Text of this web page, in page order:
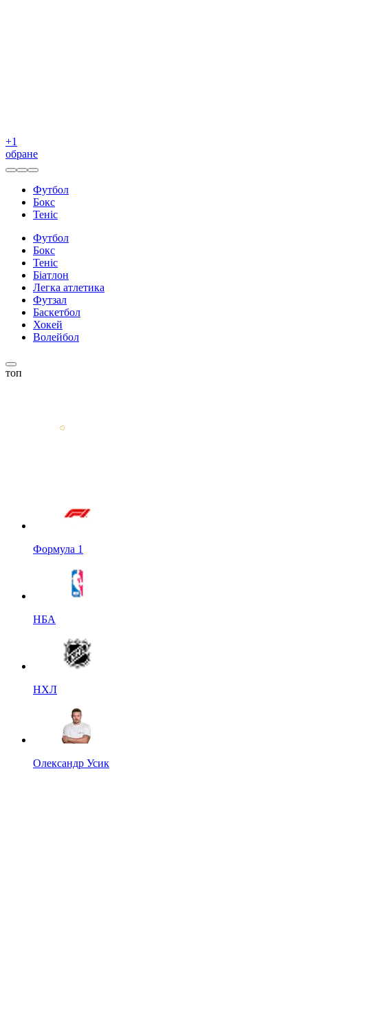
+1
обране
Футбол
Бокс
Теніс
Футбол
Бокс
Теніс
Біатлон
Легка атлетика
Футзал
Баскетбол
Хокей
Волейбол
топ
Формула 1
НБА
НХЛ
Олександр Усик